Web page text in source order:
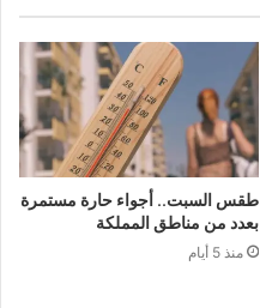
طقس السبت.. أجواء حارة مستمرة
بعدد من مناطق المملكة
منذ 5 أيام